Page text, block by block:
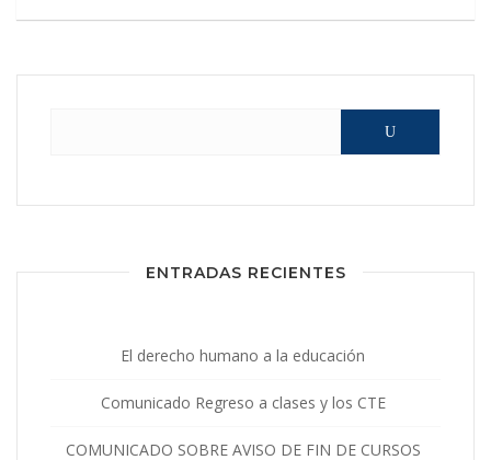
ENTRADAS RECIENTES
El derecho humano a la educación
Comunicado Regreso a clases y los CTE
COMUNICADO SOBRE AVISO DE FIN DE CURSOS